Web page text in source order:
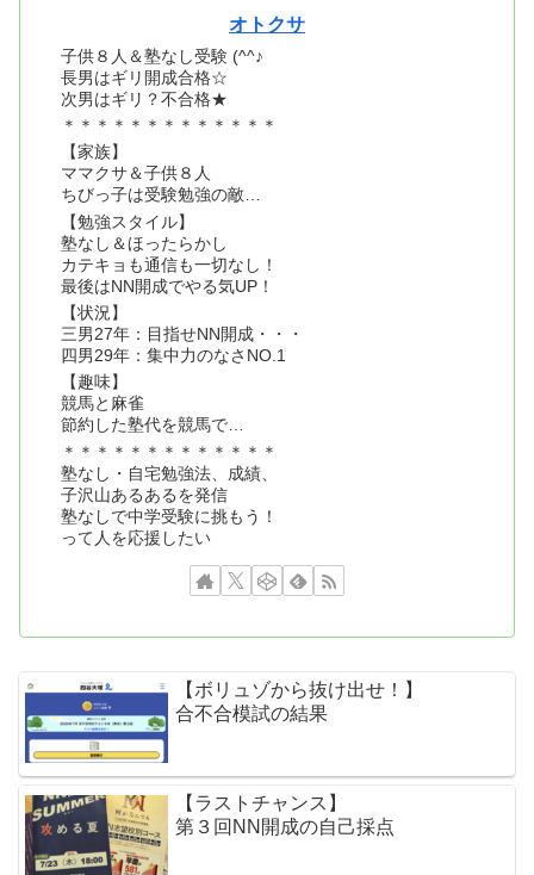
オトクサ
子供８人＆塾なし受験 (^^♪
長男はギリ開成合格☆
次男はギリ？不合格★
＊＊＊＊＊＊＊＊＊＊＊＊＊
【家族】
ママクサ＆子供８人
ちびっ子は受験勉強の敵…
【勉強スタイル】
塾なし＆ほったらかし
カテキョも通信も一切なし！
最後はNN開成でやる気UP！
【状況】
三男27年：目指せNN開成・・・
四男29年：集中力のなさNO.1
【趣味】
競馬と麻雀
節約した塾代を競馬で…
＊＊＊＊＊＊＊＊＊＊＊＊＊
塾なし・自宅勉強法、成績、
子沢山あるあるを発信
塾なしで中学受験に挑もう！
って人を応援したい
【ボリュゾから抜け出せ！】
合不合模試の結果
【ラストチャンス】
第３回NN開成の自己採点